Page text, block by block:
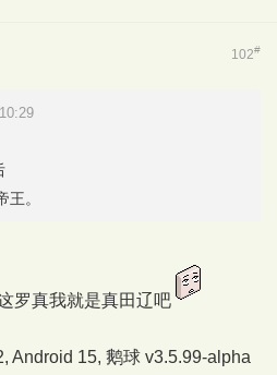
102#
。
罗真我就是真田辽吧
Android 15, 鹅球 v3.5.99-alpha